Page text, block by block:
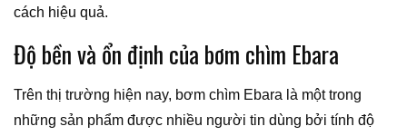
cách hiệu quả.
Độ bền và ổn định của bơm chìm Ebara
Trên thị trường hiện nay, bơm chìm Ebara là một trong
những sản phẩm được nhiều người tin dùng bởi tính độ